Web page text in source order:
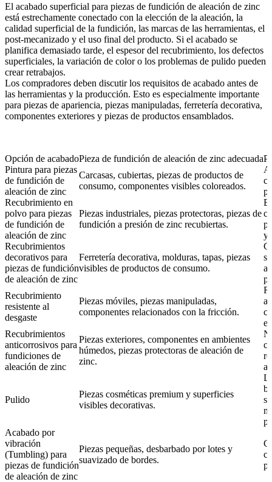
El acabado superficial para piezas de fundición de aleación de zinc
está estrechamente conectado con la elección de la aleación, la
calidad superficial de la fundición, las marcas de las herramientas, el
post-mecanizado y el uso final del producto. Si el acabado se
planifica demasiado tarde, el espesor del recubrimiento, los defectos
superficiales, la variación de color o los problemas de pulido pueden
crear retrabajos.
Los compradores deben discutir los requisitos de acabado antes de
las herramientas y la producción. Esto es especialmente importante
para piezas de apariencia, piezas manipuladas, ferretería decorativa,
componentes exteriores y piezas de productos ensamblados.
Opción de acabadoPieza de fundición de aleación de zinc adecuada
Pintura para piezas
de fundición de
aleación de zinc
Carcasas, cubiertas, piezas de productos de
consumo, componentes visibles coloreados.
Recubrimiento en
polvo para piezas
de fundición de
aleación de zinc
Piezas industriales, piezas protectoras, piezas de
fundición a presión de zinc recubiertas.
y
Recubrimientos
decorativos para
piezas de fundición
de aleación de zinc
Ferretería decorativa, molduras, tapas, piezas
visibles de productos de consumo.
Recubrimiento
resistente al
desgaste
Piezas móviles, piezas manipuladas,
componentes relacionados con la fricción.
Recubrimientos
anticorrosivos para
fundiciones de
aleación de zinc
Piezas exteriores, componentes en ambientes
húmedos, piezas protectoras de aleación de
zinc.
Pulido
Piezas cosméticas premium y superficies
visibles decorativas.
Acabado por
vibración
(Tumbling) para
piezas de fundición
de aleación de zinc
Piezas pequeñas, desbarbado por lotes y
suavizado de bordes.